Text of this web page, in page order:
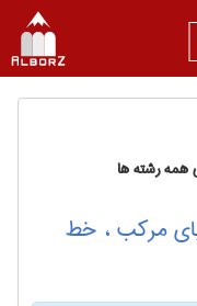
رشته ها
مرکب ، خط